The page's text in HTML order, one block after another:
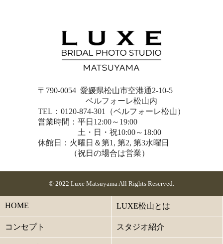
〒790-0054 愛媛県松山市空港通2-10-5
ベルフォーレ松山内
TEL：0120-874-301（ベルフォーレ松山）
営業時間：平日12:00～19:00
土・日・祝10:00～18:00
休館日：火曜日＆第1, 第2, 第3水曜日
（祝日の場合は営業）
© 2022 Luxe Matsuyama All Rights Reserved.
HOME LUXE松山とは
コンセプト スタジオ紹介